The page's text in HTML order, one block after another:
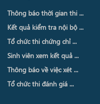
Thông báo thời gian thi ...
Kết quả kiểm tra nội bộ ...
Tổ chức thi chứng chỉ ...
Sinh viên xem kết quả ...
Thông báo về việc xét ...
Tổ chức thi đánh giá ...